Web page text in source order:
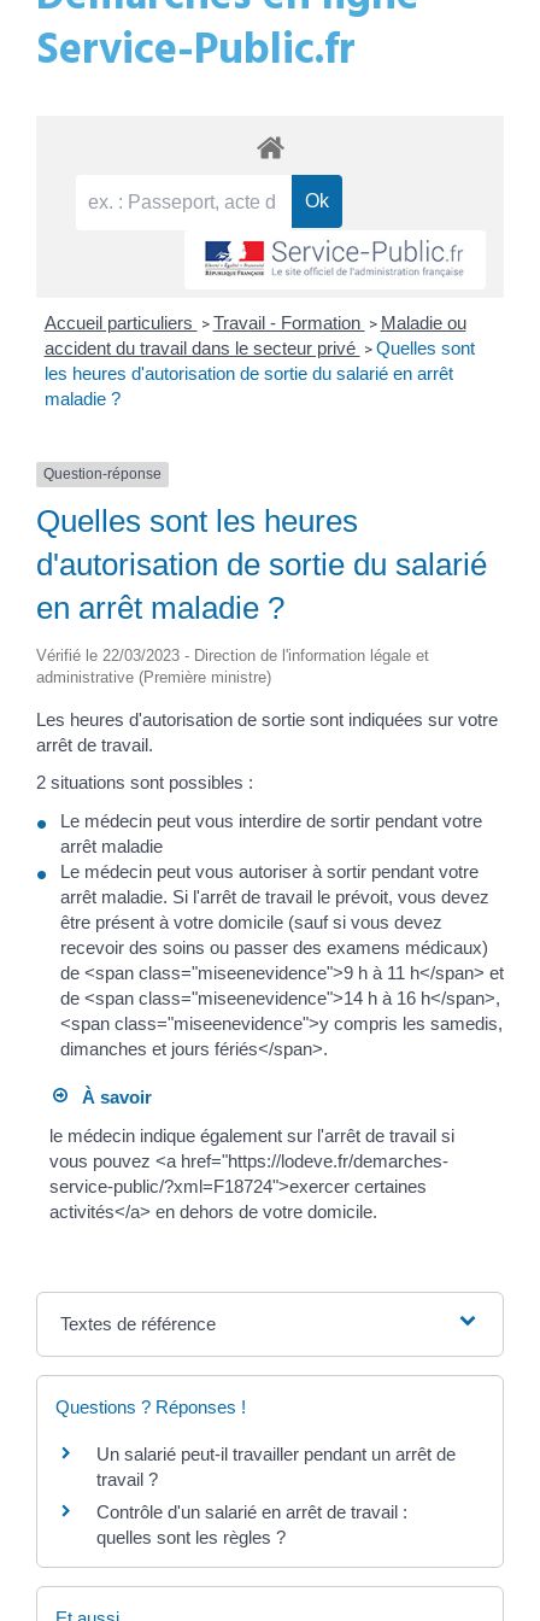
Service-Public.fr
Accueil particuliers > Travail - Formation > Maladie ou
accident du travail dans le secteur privé > Quelles sont
les heures d'autorisation de sortie du salarié en arrêt
maladie ?
Question-réponse
Quelles sont les heures
d'autorisation de sortie du salarié
en arrêt maladie ?
Vérifié le 22/03/2023 - Direction de l'information légale et
administrative (Première ministre)
Les heures d'autorisation de sortie sont indiquées sur votre
arrêt de travail.
2 situations sont possibles :
Le médecin peut vous interdire de sortir pendant votre
arrêt maladie
Le médecin peut vous autoriser à sortir pendant votre
arrêt maladie. Si l'arrêt de travail le prévoit, vous devez
être présent à votre domicile (sauf si vous devez
recevoir des soins ou passer des examens médicaux)
de <span class="miseenevidence">9 h à 11 h</span> et
de <span class="miseenevidence">14 h à 16 h</span>,
<span class="miseenevidence">y compris les samedis,
dimanches et jours fériés</span>.
À savoir
le médecin indique également sur l'arrêt de travail si
vous pouvez <a href="https://lodeve.fr/demarches-
service-public/?xml=F18724">exercer certaines
activités</a> en dehors de votre domicile.
Textes de référence
Questions ? Réponses !
Un salarié peut-il travailler pendant un arrêt de
travail ?
Contrôle d'un salarié en arrêt de travail :
quelles sont les règles ?